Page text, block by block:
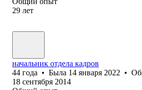
29 лет
начальник отдела кадров
44 года • Была 14 января 2022 •
18 сентября 2014